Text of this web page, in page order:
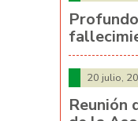
20 julio,
Reunión